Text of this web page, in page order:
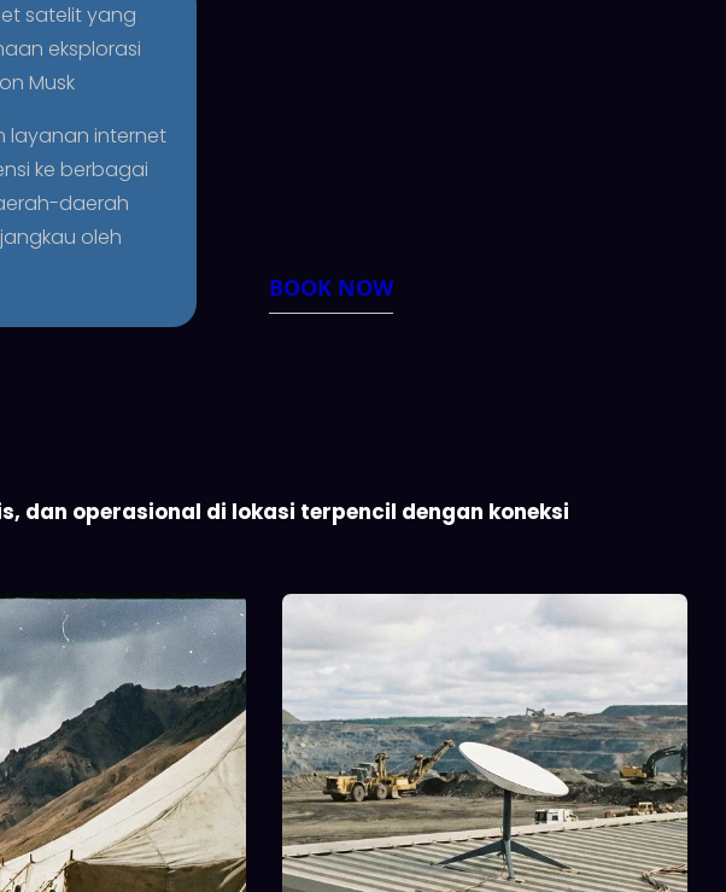
satelit yang
eksplorasi
Musk
layanan internet
ke berbagai
daerah
oleh
BOOK NOW
dan operasional di lokasi terpencil dengan koneksi